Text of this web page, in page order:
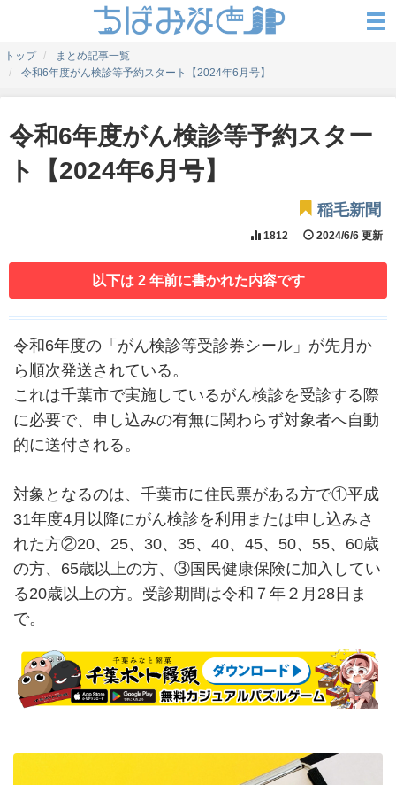
トップ
まとめ記事一覧
令和6年度がん検診等予約スタート【2024年6月号】
令和6年度がん検診等予約スター
ト【2024年6月号】
稲毛新聞
1812 2024/6/6 更新
以下は 2 年前に書かれた内容です
令和6年度の「がん検診等受診券シール」が先月か
ら順次発送されている。
これは千葉市で実施しているがん検診を受診する際
に必要で、申し込みの有無に関わらず対象者へ自動
的に送付される。
対象となるのは、千葉市に住民票がある方で①平成
31年度4月以降にがん検診を利用または申し込みさ
れた方②20、25、30、35、40、45、50、55、60歳
の方、65歳以上の方、③国民健康保険に加入してい
る20歳以上の方。受診期間は令和７年２月28日ま
で。